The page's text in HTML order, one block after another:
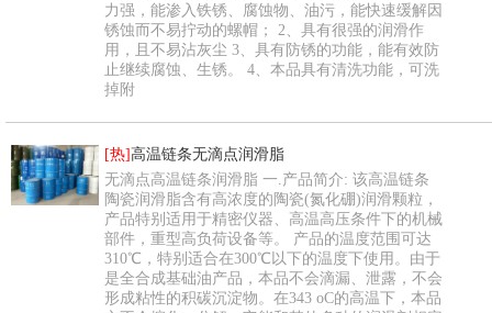
力强，能渗入铁锈、腐蚀物、油污，能快速缓解因
锈蚀而不易拧动的螺帽； 2、具有很强的润滑作
用，且不易沾灰尘 3、具有防锈的功能，能有效防
止继续腐蚀、生锈。 4、本品具有清洗功能，可洗
掉附
[热]高温链条无滴点润滑脂
无滴点高温链条润滑脂 一.产品简介: 该高温链条
陶瓷润滑脂含有高浓度的陶瓷(氮化硼)润滑颗粒，
产品特别适用于精密仪器、高温高压条件下的机械
部件，重型高负荷设备等。 产品的温度范围可达
310℃，特别适合在300℃以下的温度下使用。由于
是全合成基础油产品，本品不会滴漏、泄露，不会
形成粘性的积碳沉淀物。在343 oC的高温下，本品